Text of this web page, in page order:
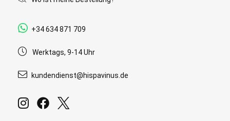
+34 634 871 709
Werktags, 9-14 Uhr
kundendienst@hispavinus.de